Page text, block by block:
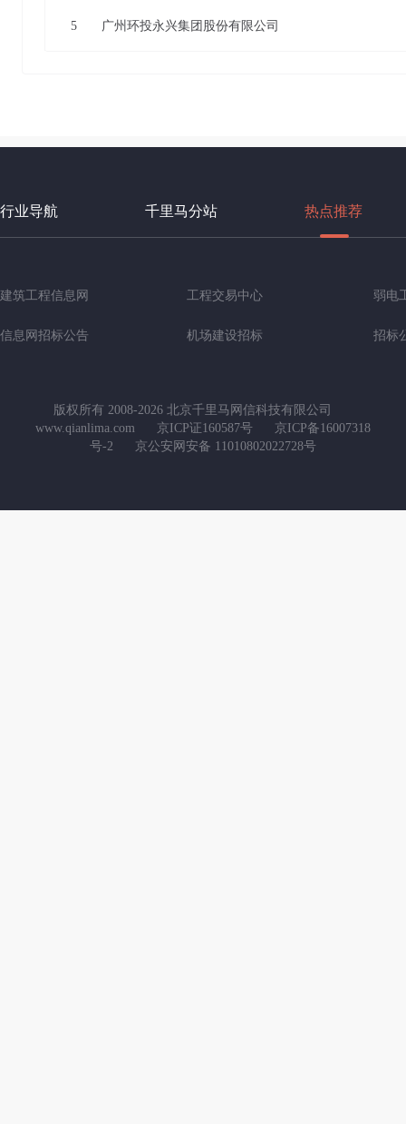
5 广州环投永兴集团股份有限公司
行业导航 千里马分站 热点推荐
建筑工程信息网 工程交易中心 弱电
信息网招标公告 机场建设招标 招标
版权所有 2008-2026 北京千里马网信科技有限公司
www.qianlima.com
京ICP证160587号
京ICP备16007318
号-2
京公安网安备 11010802022728号